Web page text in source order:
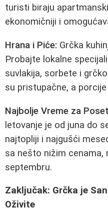
turisti biraju
ekonomičniji i
Hrana i Piće: Grčka
Probajte lokalne
suvlakija, sorbete i
su pristupačne, a
Najbolje Vreme za
letovanje je od juna do
najtopliji i najgušći
sa nešto nižim
septembru.
Zaključak: Grčka je
Oživite